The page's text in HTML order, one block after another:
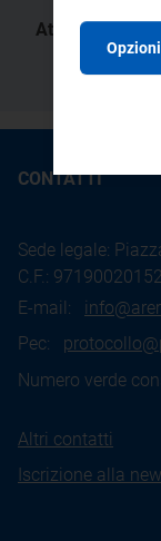
Atti:
286/
CONTATTI
Sede legale:
C.F.: 97190020152
E-mail:
Pec:
Numero verde
Altri contatti
Iscrizione alla
Opzioni